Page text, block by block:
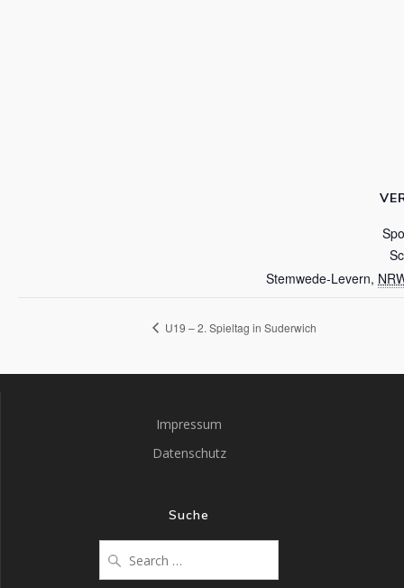
Stemwede-Levern,
U19 – 2. Spieltag in Suderwich
Impressum
Datenschutz
Suche